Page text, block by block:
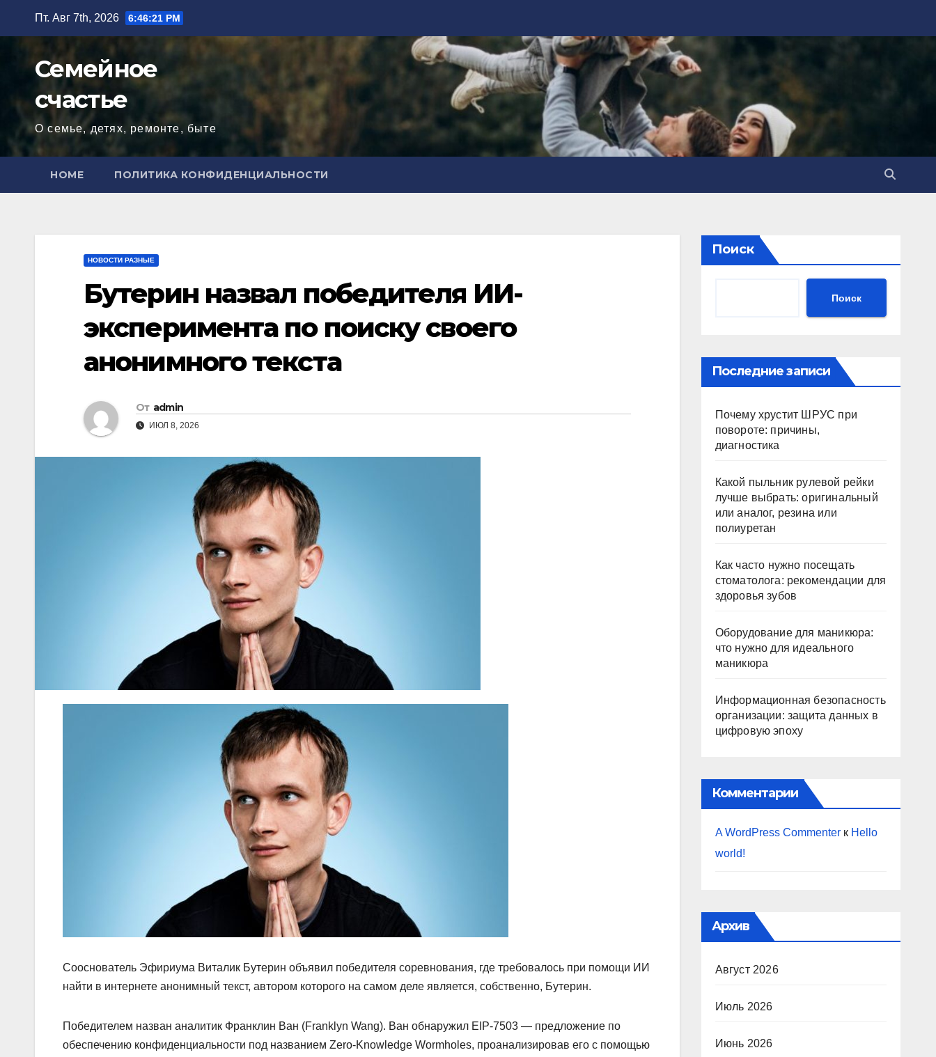
содержимому
Пт. Авг 7th, 2026 6:46:22 PM
Семейное
счастье
О семье, детях, ремонте, быте
HOME ПОЛИТИКА КОНФИДЕНЦИАЛЬНОСТИ
НОВОСТИ РАЗНЫЕ
Бутерин назвал победителя ИИ-
эксперимента по поиску своего
анонимного текста
От admin
ИЮЛ 8, 2026
Сооснователь Эфириума Виталик Бутерин объявил победителя соревнования, где требовалось при помощи ИИ
найти в интернете анонимный текст, автором которого на самом деле является, собственно, Бутерин.
Победителем назван аналитик Франклин Ван (Franklyn Wang). Ван обнаружил EIP-7503 — предложение по
обеспечению конфиденциальности под названием Zero-Knowledge Wormholes, проанализировав его с помощью
Поиск
Поиск
Последние записи
Почему хрустит ШРУС при
повороте: причины,
диагностика
Какой пыльник рулевой рейки
лучше выбрать: оригинальный
или аналог, резина или
полиуретан
Как часто нужно посещать
стоматолога: рекомендации для
здоровья зубов
Оборудование для маникюра:
что нужно для идеального
маникюра
Информационная безопасность
организации: защита данных в
цифровую эпоху
Комментарии
A WordPress Commenterк Hello
world!
Архив
Август 2026
Июль 2026
Июнь 2026